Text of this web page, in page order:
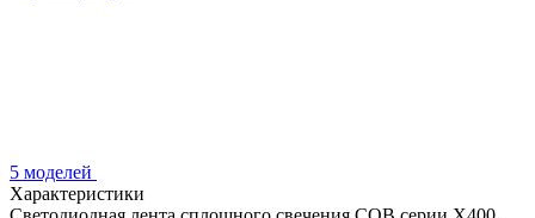
5 моделей
Характеристики